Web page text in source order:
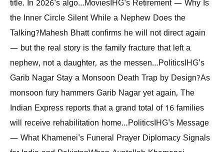
title. In 2026's algo…MoviesIHG's Retirement — Why Is
the Inner Circle Silent While a Nephew Does the
Talking?Mahesh Bhatt confirms he will not direct again
— but the real story is the family fracture that left a
nephew, not a daughter, as the messen…PoliticsIHG's
Garib Nagar Stay a Monsoon Death Trap by Design?As
monsoon fury hammers Garib Nagar yet again, The
Indian Express reports that a grand total of 16 families
will receive rehabilitation home…PoliticsIHG's Message
— What Khamenei's Funeral Prayer Diplomacy Signals